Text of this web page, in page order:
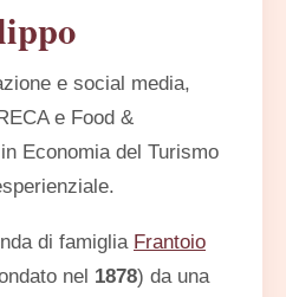
e social media,
e Food &
Economia del Turismo
di famiglia Frantoio
nel 1878) da una